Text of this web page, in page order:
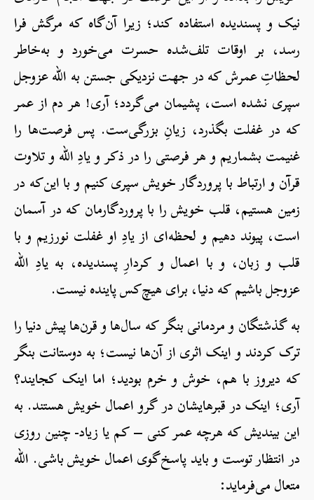
نیک و پسندیده استفاده کند؛ زیرا آن‌گاه که مرگش فرا
رسد، بر اوقات تلف‌شده حسرت می‌خورد و به‌خاطر
لحظاتِ عمرش که در جهت نزدیکی جستن به الله عزوجل
سپری نشده است، پشیمان می‌گردد؛ آری! هر دم از عمر
که در غفلت بگذرد، زیانِ بزرگی‌ست. پس فرصت‌ها را
غنیمت بشماریم و هر فرصتی را در ذکر و یادِ الله و تلاوت
قرآن و ارتباط با پروردگار خویش سپری کنیم و با این‌که در
زمین هستیم، قلب خویش را با پروردگارمان که در آسمان
است، پیوند دهیم و لحظه‌ای از یادِ او غفلت نورزیم و با
قلب و زبان، و با اعمال و کردارِ پسندیده، به یادِ الله
عزوجل باشیم که دنیا، برای هیچ‌کس پاینده نیست.
به گذشتگان و مردمانی بنگر که سال‌ها و قرن‌ها پیش دنیا را
ترک کردند و اینک اثری از آن‌ها نیست؛ به دوستانت بنگر
که دیروز با هم، خوش و خرم بودید؛ اما اینک کجایند؟
آری؛ اینک در قبرهایشان در گرو اعمال خویش هستند. به
این بیندیش که هرچه عمر کنی – کم یا زیاد- چنین روزی
در انتظار توست و باید پاسخ‌گوی اعمال خویش باشی. الله
متعال می‌فرماید: